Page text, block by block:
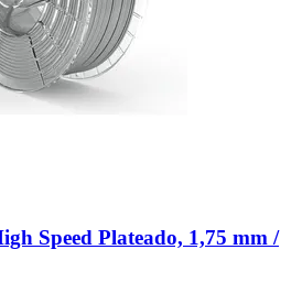
Speed Plateado, 1,75 mm /